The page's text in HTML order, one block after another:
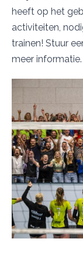
heeft op het
activiteiten,
trainen! Stuur
meer informatie.